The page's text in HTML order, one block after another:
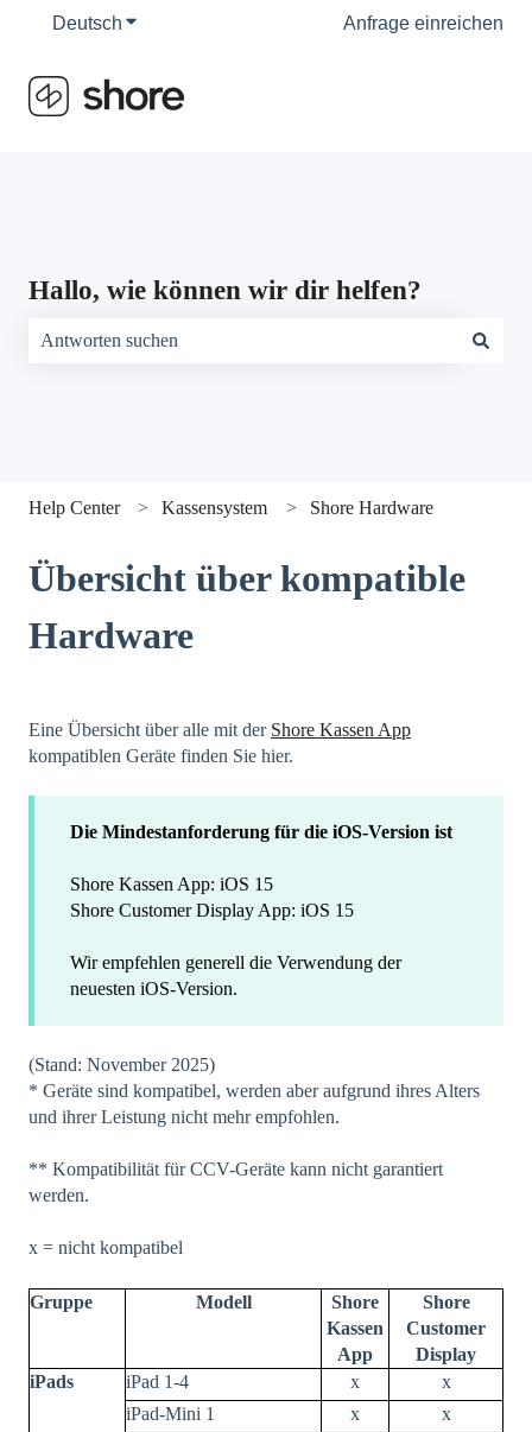
Deutsch Untermenü für Übersetzungen anzeigen
Anfrage einreichen
Hallo, wie können wir dir helfen?
Help Center Kassensystem Shore Hardware
Übersicht über kompatible
Hardware
Eine Übersicht über alle mit der Shore Kassen App
kompatiblen Geräte finden Sie hier.
Die Mindestanforderung für die iOS-Version ist
Shore Kassen App: iOS 15
Shore Customer Display App: iOS 15
Wir empfehlen generell die Verwendung der
neuesten iOS-Version.
(Stand: November 2025)
* Geräte sind kompatibel, werden aber aufgrund ihres Alters
und ihrer Leistung nicht mehr empfohlen.
** Kompatibilität für CCV-Geräte kann nicht garantiert
werden.
x = nicht kompatibel
Gruppe Modell
Shore
Kassen
App
Shore
Customer
Display
iPads
iPad 1-4 x
x
iPad-Mini 1
x
x